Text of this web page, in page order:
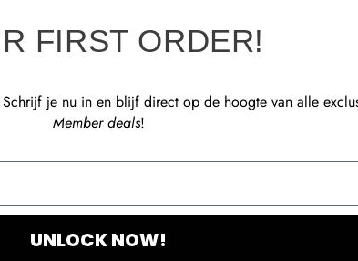
FIRST ORDER!
je nu in en blijf direct op de hoogte van alle
Member deals!
UNLOCK NOW!